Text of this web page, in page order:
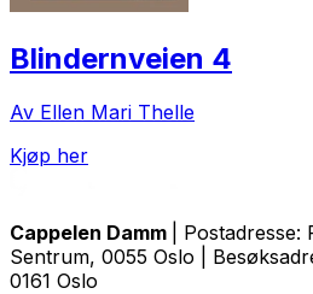
Blindernveien 4
Av Ellen Mari Thelle
Kjøp her
Cappelen Damm
|
Sentrum, 0055 Oslo |
0161 Oslo